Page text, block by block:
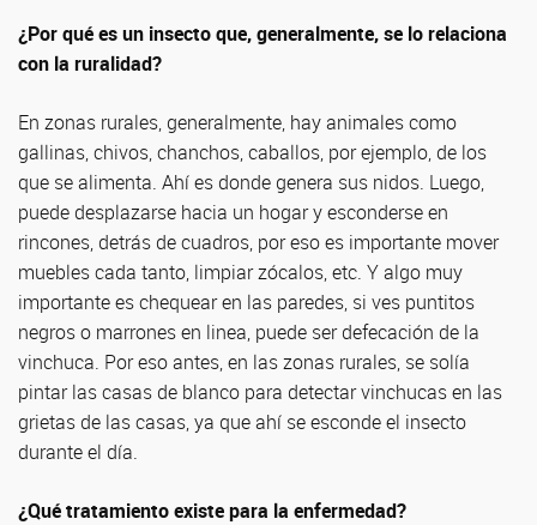
¿Por qué es un insecto que, generalmente, se lo relaciona
con la ruralidad?
En zonas rurales, generalmente, hay animales como
gallinas, chivos, chanchos, caballos, por ejemplo, de los
que se alimenta. Ahí es donde genera sus nidos. Luego,
puede desplazarse hacia un hogar y esconderse en
rincones, detrás de cuadros, por eso es importante mover
muebles cada tanto, limpiar zócalos, etc. Y algo muy
importante es chequear en las paredes, si ves puntitos
negros o marrones en linea, puede ser defecación de la
vinchuca. Por eso antes, en las zonas rurales, se solía
pintar las casas de blanco para detectar vinchucas en las
grietas de las casas, ya que ahí se esconde el insecto
durante el día.
¿Qué tratamiento existe para la enfermedad?